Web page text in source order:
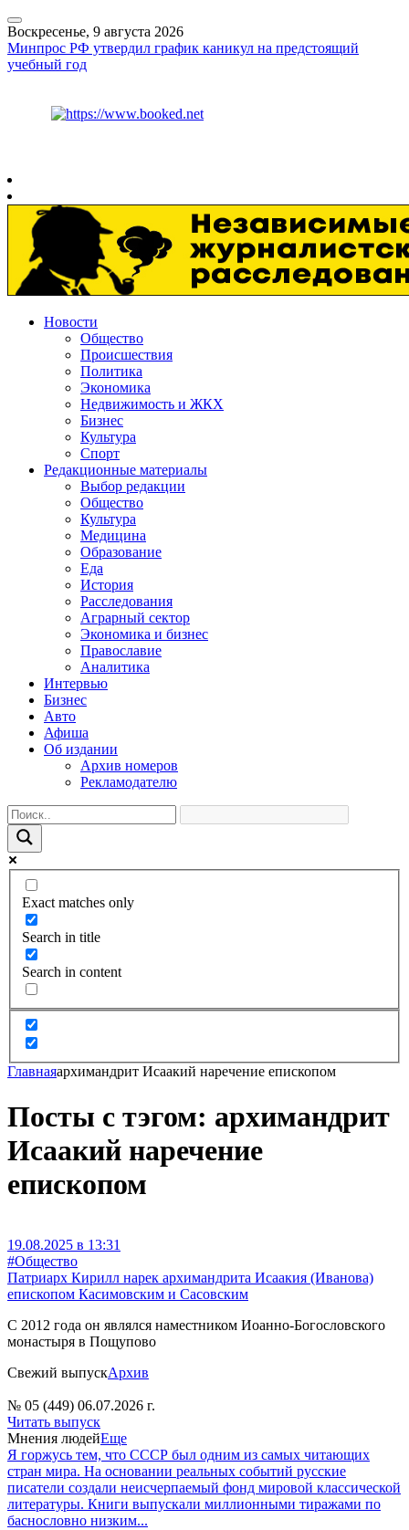
Воскресенье, 9 августа 2026
Минпрос РФ утвердил график каникул на предстоящий
учебный год
Новости
Общество
Происшествия
Политика
Экономика
Недвижимость и ЖКХ
Бизнес
Культура
Спорт
Редакционные материалы
Выбор редакции
Общество
Культура
Медицина
Образование
Еда
История
Расследования
Аграрный сектор
Экономика и бизнес
Православие
Аналитика
Интервью
Бизнес
Авто
Афиша
Об издании
Архив номеров
Рекламодателю
Exact matches only
Search in title
Search in content
Главнаяархимандрит Исаакий наречение епископом
Посты с тэгом: архимандрит
Исаакий наречение
епископом
19.08.2025 в 13:31
#Общество
Патриарх Кирилл нарек архимандрита Исаакия (Иванова)
епископом Касимовским и Сасовским
С 2012 года он являлся наместником Иоанно-Богословского
монастыря в Пощупово
Свежий выпускАрхив
№ 05 (449) 06.07.2026 г.
Читать выпуск
Мнения людейЕще
Я горжусь тем, что СССР был одним из самых читающих
стран мира. На основании реальных событий русские
писатели создали неисчерпаемый фонд мировой классической
литературы. Книги выпускали миллионными тиражами по
баснословно низким...